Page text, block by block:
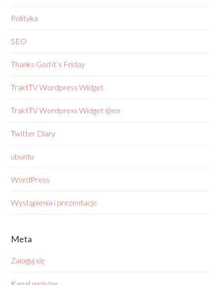
Polityka
SEO
Thanks God it’s Friday
TraktTV Wordpress Widget
TraktTV Wordpress Widget @en
Twitter Diary
ubuntu
WordPress
Wystąpienia i prezentacje
Meta
Zaloguj się